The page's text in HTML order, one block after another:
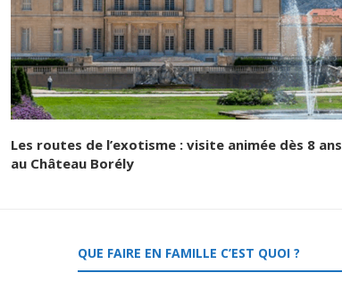
Les routes de l’exotisme : visite animée dès 8 ans
au Château Borély
QUE FAIRE EN FAMILLE C’EST QUOI ?